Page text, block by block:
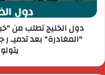
دول الخليج تطلب من